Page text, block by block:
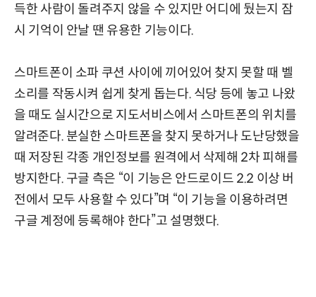
득한 사람이 돌려주지 않을 수 있지만 어디에 뒀는지 잠
시 기억이 안날 땐 유용한 기능이다.
스마트폰이 소파 쿠션 사이에 끼어있어 찾지 못할 때 벨
소리를 작동시켜 쉽게 찾게 돕는다. 식당 등에 놓고 나왔
을 때도 실시간으로 지도서비스에서 스마트폰의 위치를
알려준다. 분실한 스마트폰을 찾지 못하거나 도난당했을
때 저장된 각종 개인정보를 원격에서 삭제해 2차 피해를
방지한다. 구글 측은 “이 기능은 안드로이드 2.2 이상 버
전에서 모두 사용할 수 있다”며 “이 기능을 이용하려면
구글 계정에 등록해야 한다”고 설명했다.